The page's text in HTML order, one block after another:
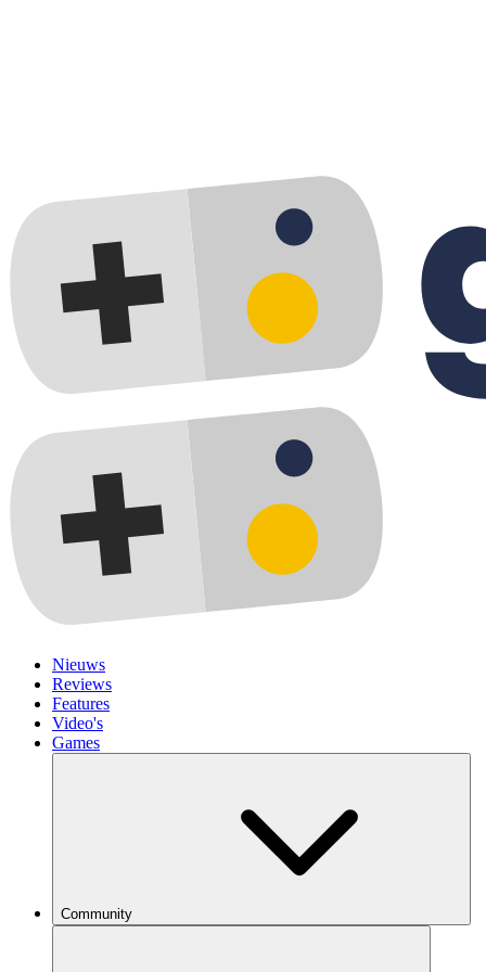
Nieuws
Reviews
Features
Video's
Games
Community